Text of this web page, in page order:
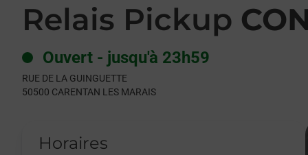
Relais Pickup
Ouvert - jusqu'à 23h59
RUE DE LA GUINGUETTE
50500 CARENTAN LES MARAIS
Horaires